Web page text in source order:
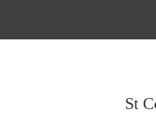
St